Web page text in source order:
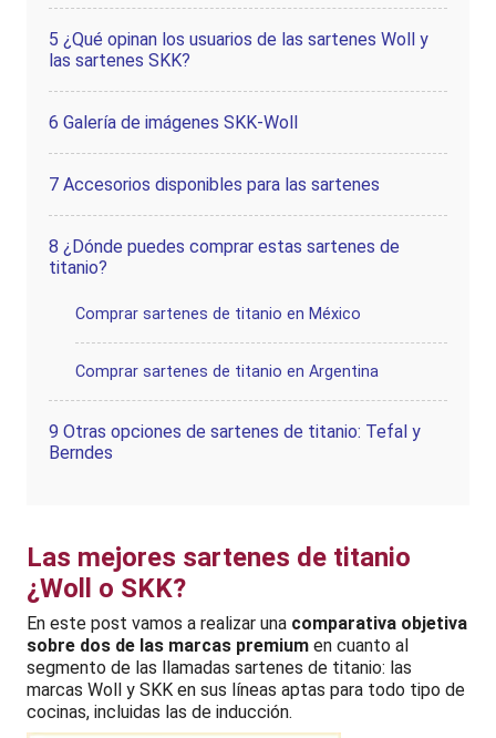
5 ¿Qué opinan los usuarios de las sartenes Woll y
las sartenes SKK?
6 Galería de imágenes SKK-Woll
7 Accesorios disponibles para las sartenes
8 ¿Dónde puedes comprar estas sartenes de
titanio?
Comprar sartenes de titanio en México
Comprar sartenes de titanio en Argentina
9 Otras opciones de sartenes de titanio: Tefal y
Berndes
Las mejores sartenes de titanio
¿Woll o SKK?
En este post vamos a realizar una comparativa objetiva
sobre dos de las marcas premium en cuanto al
segmento de las llamadas sartenes de titanio: las
marcas Woll y SKK en sus líneas aptas para todo tipo de
cocinas, incluidas las de inducción.